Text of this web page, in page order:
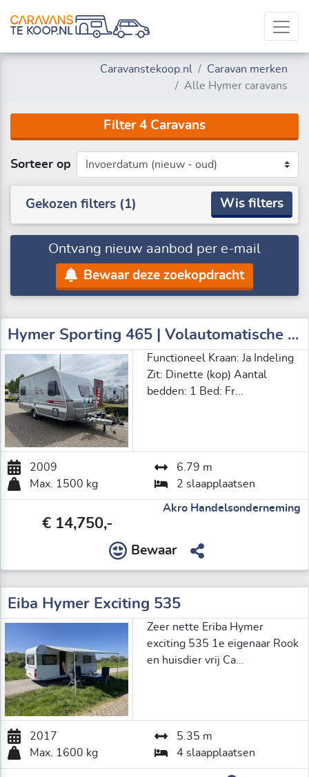
Caravanstekoop.nl
Caravan merken
Alle Hymer caravans
Filter 4 Caravans
Sorteer op
Gekozen filters (1) Wis filters
Ontvang nieuw aanbod per e-mail
Bewaar deze zoekopdracht
Hymer Sporting 465 | Volautomatische Mover | ZGAN Voortent | Lattenbodem | Ombouwbare Rondzit | Luifel | Fransbed | Fietsenrek
Functioneel Kraan: Ja Indeling
Zit: Dinette (kop) Aantal
bedden: 1 Bed: Fr...
2009
6.79 m
Max. 1500 kg
2 slaapplaatsen
€ 14,750,-
Akro Handelsonderneming
Bewaar
Eiba Hymer Exciting 535
Zeer nette Eriba Hymer
exciting 535 1e eigenaar Rook
en huisdier vrij Ca...
2017
5.35 m
Max. 1600 kg
4 slaapplaatsen